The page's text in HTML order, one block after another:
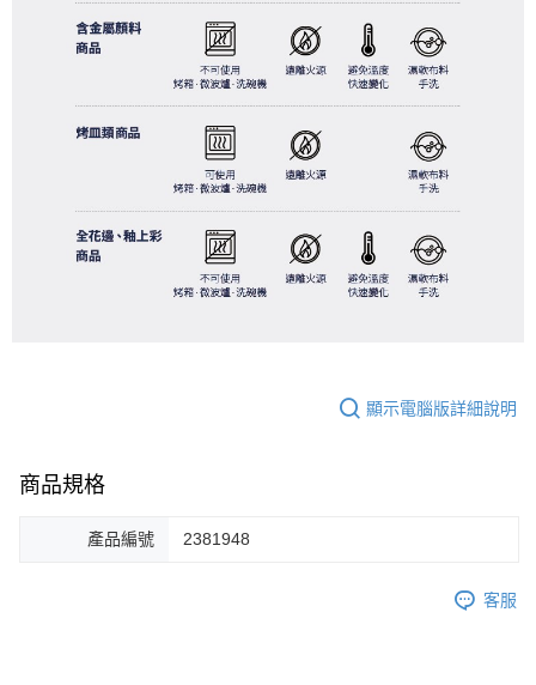
顯示電腦版詳細說明
商品規格
產品編號 2381948
客服